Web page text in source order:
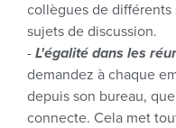
collègues de différents
sujets de discussion.
- L'égalité dans les
demandez à chaque
depuis son bureau,
connecte. Cela met